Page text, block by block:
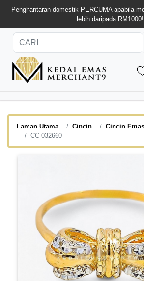
Penghantaran domestik PERCUMA apabila
lebih daripada RM1000!
Laman Utama Cincin
Cincin
CC-032660